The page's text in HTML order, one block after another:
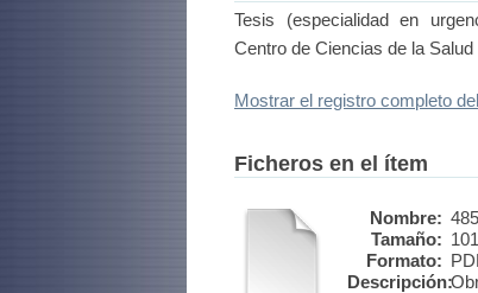
Tesis (especialidad en
Centro de Ciencias de la Salud
Mostrar el registro completo
Ficheros en el ítem
Nombre:
Tamaño:
Formato:
Descripción: